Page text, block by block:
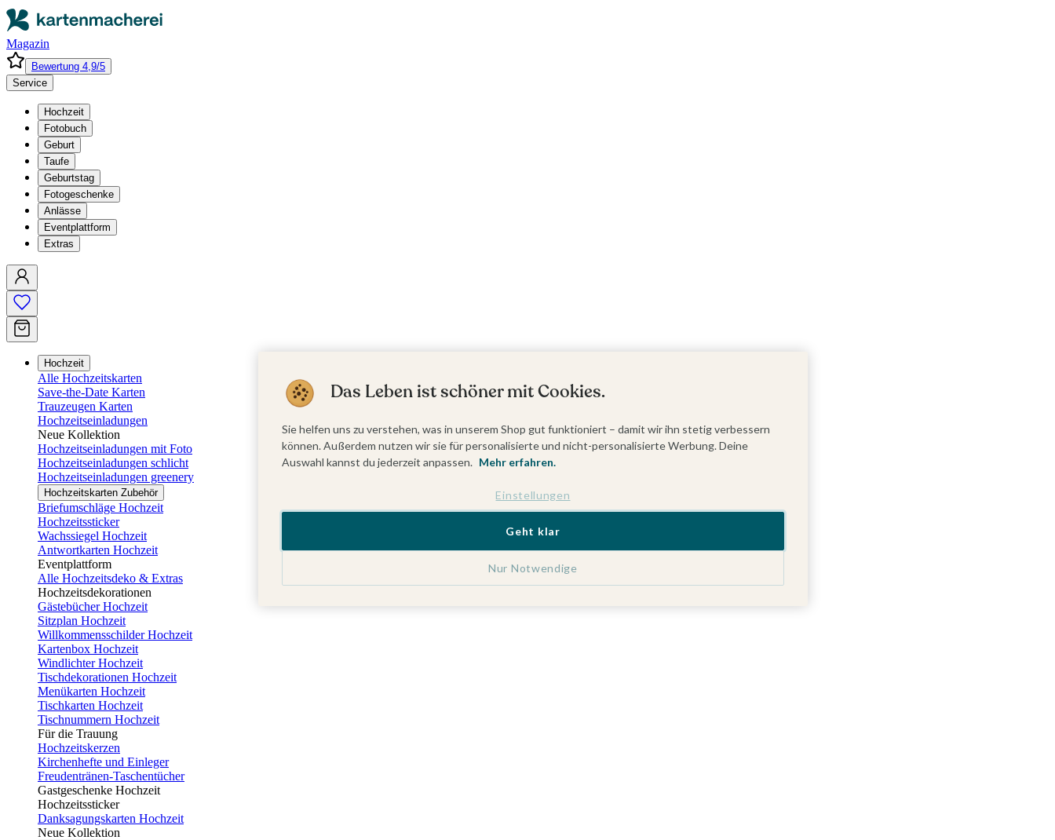
Magazin
Bewertung 4,9/5
Service
Hochzeit
Fotobuch
Geburt
Taufe
Geburtstag
Fotogeschenke
Anlässe
Eventplattform
Extras
Hochzeit
Alle Hochzeitskarten
Save-the-Date Karten
Trauzeugen Karten
Hochzeitseinladungen
Neue Kollektion
Hochzeitseinladungen mit Foto
Hochzeitseinladungen schlicht
Hochzeitseinladungen greenery
Hochzeitskarten Zubehör
Briefumschläge Hochzeit
Hochzeitssticker
Wachssiegel Hochzeit
Antwortkarten Hochzeit
Eventplattform
Alle Hochzeitsdeko & Extras
Hochzeitsdekorationen
Gästebücher Hochzeit
Sitzplan Hochzeit
Willkommensschilder Hochzeit
Kartenbox Hochzeit
Windlichter Hochzeit
Tischdekorationen Hochzeit
Menükarten Hochzeit
Tischkarten Hochzeit
Tischnummern Hochzeit
Für die Trauung
Hochzeitskerzen
Kirchenhefte und Einleger
Freudentränen-Taschentücher
Gastgeschenke Hochzeit
Hochzeitssticker
Danksagungskarten Hochzeit
Neue Kollektion
Das Leben ist schöner mit Cookies.
Sie helfen uns zu verstehen, was in unserem Shop gut funktioniert – damit wir ihn stetig verbessern
können. Außerdem nutzen wir sie für personalisierte und nicht-personalisierte Werbung. Deine
Auswahl kannst du jederzeit anpassen. Mehr erfahren.
Einstellungen
Nur Notwendige
Geht klar